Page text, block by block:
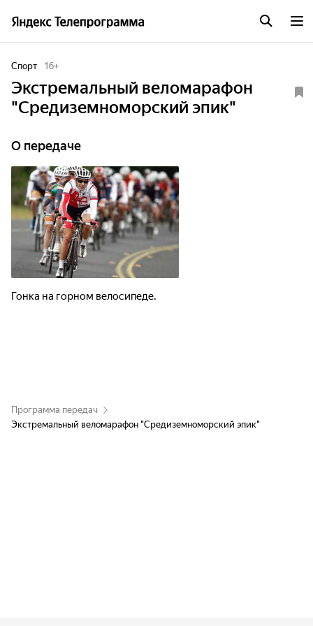
Спорт 16+
Экстремальный веломарафон
"Средиземноморский эпик"
О передаче
Гонка на горном велосипеде.
Программа передач
Экстремальный веломарафон "Средиземноморский эпик"